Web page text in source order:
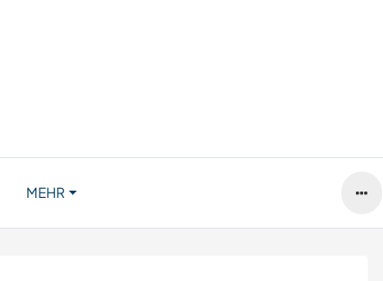
MEHR